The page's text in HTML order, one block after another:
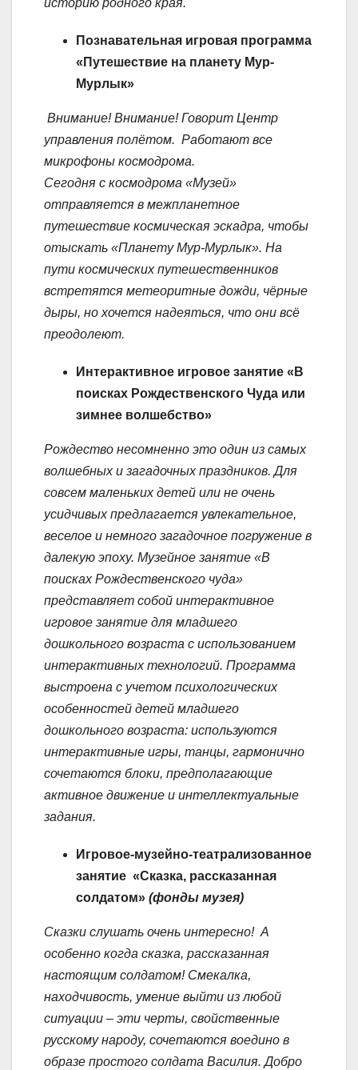
историю родного края.
Познавательная игровая программа
«Путешествие на планету Мур-
Мурлык»
Внимание! Внимание! Говорит Центр
управления полётом. Работают все
микрофоны космодрома.
Сегодня с космодрома «Музей»
отправляется в межпланетное
путешествие космическая эскадра, чтобы
отыскать «Планету Мур-Мурлык». На
пути космических путешественников
встретятся метеоритные дожди, чёрные
дыры, но хочется надеяться, что они всё
преодолеют.
Интерактивное игровое занятие «В
поисках Рождественского Чуда или
зимнее волшебство»
Рождество несомненно это один из самых
волшебных и загадочных праздников.Для
совсем маленьких детей или не очень
усидчивых предлагается увлекательное,
веселое и немного загадочное погружение в
далекую эпоху. Музейное занятие «В
поисках Рождественского чуда»
представляет собой интерактивное
игровое занятие для младшего
дошкольного возраста с использованием
интерактивных технологий. Программа
выстроена с учетом психологических
особенностей детей младшего
дошкольного возраста: используются
интерактивные игры, танцы, гармонично
сочетаются блоки, предполагающие
активное движение и интеллектуальные
задания.
Игровое-музейно-театрализованное
занятие «Сказка, рассказанная
солдатом» (фонды музея)
Сказки слушать очень интересно! А
особенно когда сказка, рассказанная
настоящим солдатом! Смекалка,
находчивость, умение выйти из любой
ситуации – эти черты, свойственные
русскому народу, сочетаются воедино в
образе простого солдата Василия.Добро